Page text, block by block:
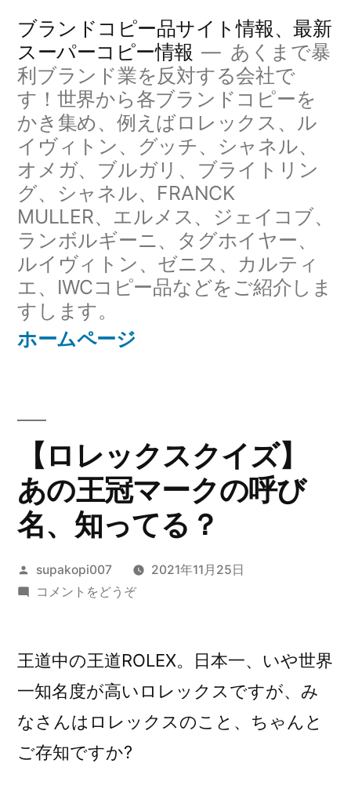
ブランドコピー品サイト情報、最新
スーパーコピー情報
あくまで暴
利ブランド業を反対する会社で
す！世界から各ブランドコピーを
かき集め、例えばロレックス、ル
イヴィトン、グッチ、シャネル、
オメガ、ブルガリ、ブライトリン
グ、シャネル、FRANCK
MULLER、エルメス、ジェイコブ、
ランボルギーニ、タグホイヤー、
ルイヴィトン、ゼニス、カルティ
エ、IWCコピー品などをご紹介しま
すします。
ホームページ
【ロレックスクイズ】
あの王冠マークの呼び
名、知ってる？
投
稿
supakopi007
2021年11月25日
コメントをどうぞ(【ロ
ク
ク
イ
王道中の王道ROLEX。日本一、いや世界
一知名度が高いロレックスですが、み
なさんはロレックスのこと、ちゃんと
ご存知ですか?